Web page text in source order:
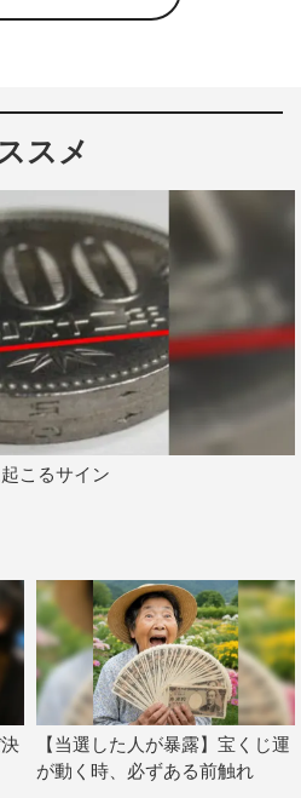
スメ
こるサイン
【当選した人が暴露】宝くじ運
が動く時、必ずある前触れ